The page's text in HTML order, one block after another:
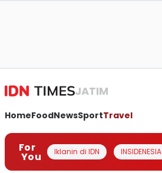
JATIM
HomeFoodNewsSportTravel
For
You Iklanin di IDN INSIDENESIA